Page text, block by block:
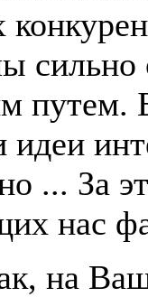
сильно
путем.
идеи
... За
нас
на